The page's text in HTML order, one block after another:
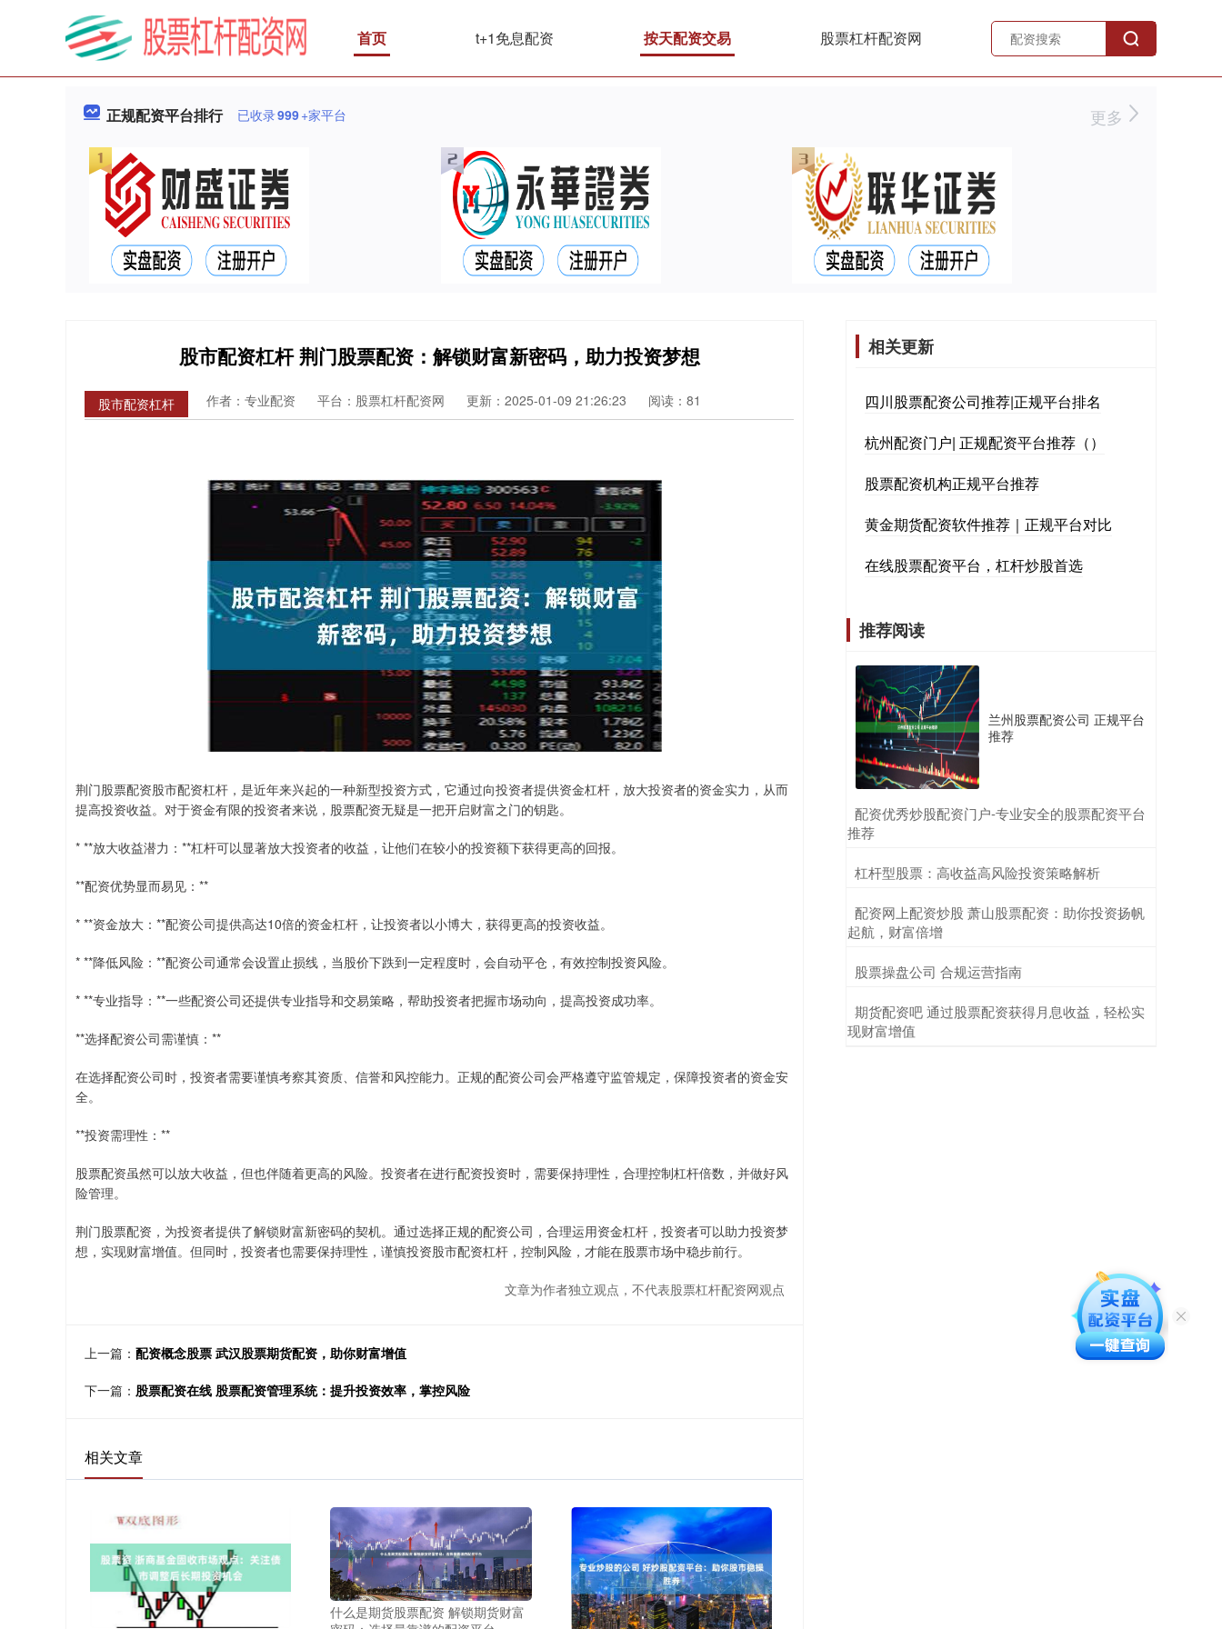
首页 t+1免息配资 按天配资交易 股票杠杆配资网
正规配资平台排行 已收录999+家平台 更多
股市配资杠杆 荆门股票配资：解锁财富新密码，助力投资梦想
股市配资杠杆 作者：专业配资 平台：股票杠杆配资网 更新：2025-01-09 21:26:23 阅读：81
荆门股票配资股市配资杠杆，是近年来兴起的一种新型投资方式，它通过向投资者提供资金杠杆，放大投资者的资金实力，从而
提高投资收益。对于资金有限的投资者来说，股票配资无疑是一把开启财富之门的钥匙。
* **放大收益潜力：**杠杆可以显著放大投资者的收益，让他们在较小的投资额下获得更高的回报。
**配资优势显而易见：**
* **资金放大：**配资公司提供高达10倍的资金杠杆，让投资者以小博大，获得更高的投资收益。
* **降低风险：**配资公司通常会设置止损线，当股价下跌到一定程度时，会自动平仓，有效控制投资风险。
* **专业指导：**一些配资公司还提供专业指导和交易策略，帮助投资者把握市场动向，提高投资成功率。
**选择配资公司需谨慎：**
在选择配资公司时，投资者需要谨慎考察其资质、信誉和风控能力。正规的配资公司会严格遵守监管规定，保障投资者的资金安
全。
**投资需理性：**
股票配资虽然可以放大收益，但也伴随着更高的风险。投资者在进行配资投资时，需要保持理性，合理控制杠杆倍数，并做好风
险管理。
荆门股票配资，为投资者提供了解锁财富新密码的契机。通过选择正规的配资公司，合理运用资金杠杆，投资者可以助力投资梦
想，实现财富增值。但同时，投资者也需要保持理性，谨慎投资股市配资杠杆，控制风险，才能在股票市场中稳步前行。
文章为作者独立观点，不代表股票杠杆配资网观点
上一篇： 配资概念股票 武汉股票期货配资，助你财富增值
下一篇： 股票配资在线 股票配资管理系统：提升投资效率，掌控风险
相关文章
什么是期货股票配资 解锁期货财富
相关更新
四川股票配资公司推荐|正规平台排名
杭州配资门户| 正规配资平台推荐（）
股票配资机构正规平台推荐
黄金期货配资软件推荐｜正规平台对比
在线股票配资平台，杠杆炒股首选
推荐阅读
兰州股票配资公司 正规平台
推荐
​配资优秀炒股配资门户-专业安全的股票配资平台
推荐
​杠杆型股票：高收益高风险投资策略解析
​配资网上配资炒股 萧山股票配资：助你投资扬帆
起航，财富倍增
​股票操盘公司 合规运营指南
​期货配资吧 通过股票配资获得月息收益，轻松实
现财富增值